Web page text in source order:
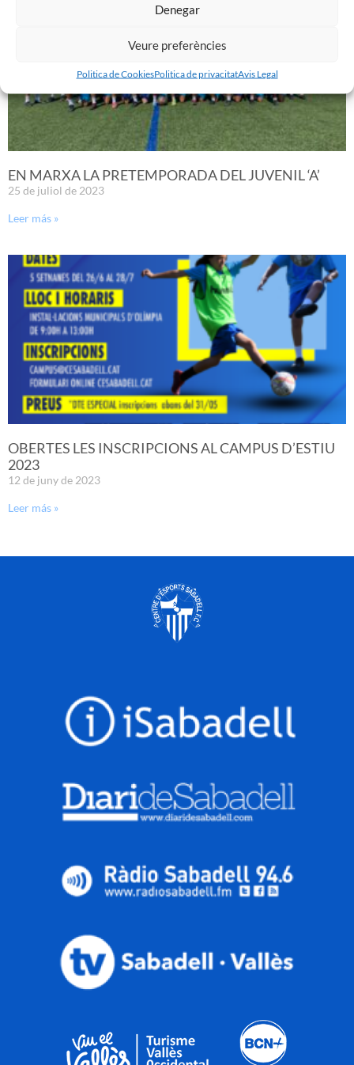
Denegar
Veure preferències
Politica de CookiesPolitica de privacitatAvis Legal
EN MARXA LA PRETEMPORADA DEL JUVENIL ‘A’
25 de juliol de 2023
Leer más »
OBERTES LES INSCRIPCIONS AL CAMPUS D’ESTIU
2023
12 de juny de 2023
Leer más »